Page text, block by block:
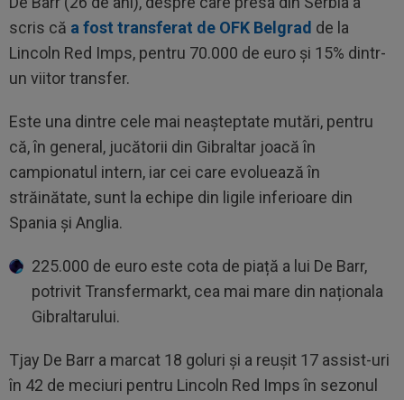
scris că a fost transferat de OFK Belgrad de la
Lincoln Red Imps, pentru 70.000 de euro și 15% dintr-
un viitor transfer.
Este una dintre cele mai neașteptate mutări, pentru
că, în general, jucătorii din Gibraltar joacă în
campionatul intern, iar cei care evoluează în
străinătate, sunt la echipe din ligile inferioare din
Spania și Anglia.
225.000 de euro este cota de piață a lui De Barr,
potrivit Transfermarkt, cea mai mare din naționala
Gibraltarului.
Tjay De Barr a marcat 18 goluri și a reușit 17 assist-uri
în 42 de meciuri pentru Lincoln Red Imps în sezonul